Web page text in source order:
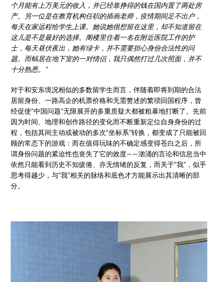
个月能有上万美元的收入，并已经靠挣得的钱在国内置了两处房
产。另一位是在教育机构任职的插画老师，疫情期间足不出户，
每天在家远程给学生上课。她说她很想留在这里，却不知道留在
这儿是不是最好的选择。阁楼里住着一名在附近医院工作的护
士，每天昼伏夜出，她有绿卡，并不需要担心身份合法性的问
题。而蜗居在地下室的一对情侣，我只偶然打过几次照面，并不
十分熟悉。”
对于和安东境况相似的多数留学生而言，伴随着即将到期的合法
居留身份、一路高企的机票价格和无需赘述的繁琐回国程序，曾
经促使“中国问题”无限展开的多重质疑大都被粗暴地打断了。先前
因为时间、地理和创作路径的变化而不断重新定位自身身份的过
程，包括其间主动或被动的多次“坐标系”转换，都变成了只能被回
顾的常态下的游戏：而在值得玩味的不确定感变得苍白之后，所
谓身份问题的紧迫性也丧失了它的效度——汹涌的言论和信息当中
依然只能看到历史不知疲倦、亦无情绪的反复，而关于“我”，似乎
思考得越少，与“我”相关的脉络和底色才方能展示出其清晰的部
分。